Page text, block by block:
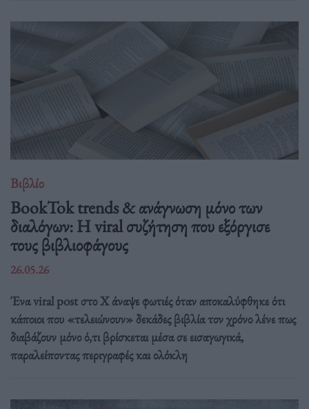
Βιβλίο
BookTok trends & ανάγνωση μόνο των
διαλόγων: Η viral συζήτηση που εξόργισε
τους βιβλιοφάγους
26.05.26
Ένα viral post στο X άναψε φωτιές όταν αποκαλύφθηκε ότι
κάποιοι που «τελειώνουν» δεκάδες βιβλία τον χρόνο λένε πως
διαβάζουν μόνο ό,τι βρίσκεται μέσα σε εισαγωγικά,
παραλείποντας περιγραφές και ολόκλη